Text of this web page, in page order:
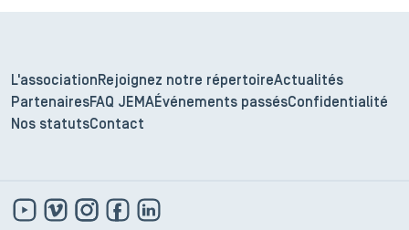
L'association Rejoignez notre répertoireActualités
PartenairesFAQ JEMAÉvénements passésConfidentialité
Nos statutsContact